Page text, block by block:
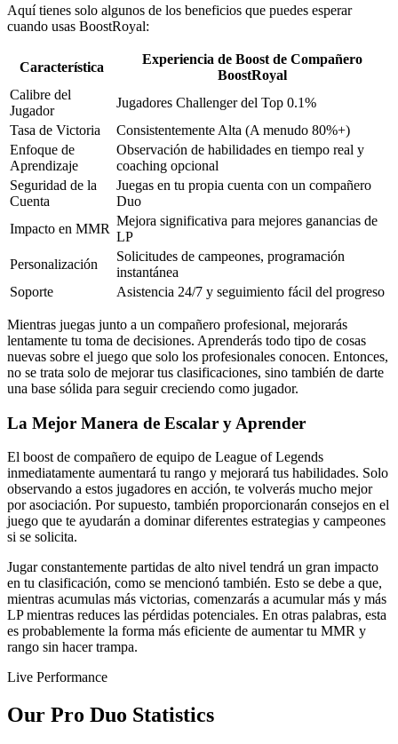
Aquí tienes solo algunos de los beneficios que puedes esperar
cuando usas BoostRoyal:
Característica
Experiencia de Boost de Compañero
BoostRoyal
Calibre del
Jugador
Jugadores Challenger del Top 0.1%
Tasa de Victoria
Consistentemente Alta (A menudo 80%+)
Enfoque de
Aprendizaje
Observación de habilidades en tiempo real y
coaching opcional
Seguridad de la
Cuenta
Juegas en tu propia cuenta con un compañero
Duo
Impacto en MMR
Mejora significativa para mejores ganancias de
LP
Personalización
Solicitudes de campeones, programación
instantánea
Soporte
Asistencia 24/7 y seguimiento fácil del progreso
Mientras juegas junto a un compañero profesional, mejorarás
lentamente tu toma de decisiones. Aprenderás todo tipo de cosas
nuevas sobre el juego que solo los profesionales conocen. Entonces,
no se trata solo de mejorar tus clasificaciones, sino también de darte
una base sólida para seguir creciendo como jugador.
La Mejor Manera de Escalar y Aprender
El boost de compañero de equipo de League of Legends
inmediatamente aumentará tu rango y mejorará tus habilidades. Solo
observando a estos jugadores en acción, te volverás mucho mejor
por asociación. Por supuesto, también proporcionarán consejos en el
juego que te ayudarán a dominar diferentes estrategias y campeones
si se solicita.
Jugar constantemente partidas de alto nivel tendrá un gran impacto
en tu clasificación, como se mencionó también. Esto se debe a que,
mientras acumulas más victorias, comenzarás a acumular más y más
LP mientras reduces las pérdidas potenciales. En otras palabras, esta
es probablemente la forma más eficiente de aumentar tu MMR y
rango sin hacer trampa.
Live Performance
Our Pro Duo Statistics